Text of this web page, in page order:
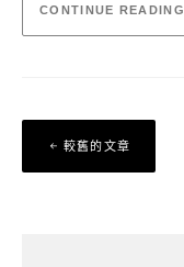
CONTINUE READING
文
章
較舊的文章